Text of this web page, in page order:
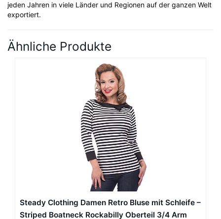
jeden Jahren in viele Länder und Regionen auf der ganzen Welt
exportiert.
Ähnliche Produkte
Steady Clothing Damen Retro Bluse mit Schleife –
Striped Boatneck Rockabilly Oberteil 3/4 Arm